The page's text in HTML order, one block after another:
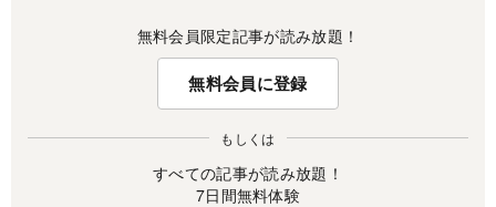
無料会員限定記事が読み放題！
無料会員に登録
もしくは
すべての記事が読み放題！
7日間無料体験